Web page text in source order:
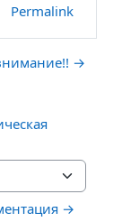
Permalink
→
→